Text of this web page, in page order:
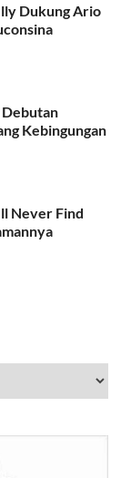
Dukung Ario
Kebingungan
Never Find